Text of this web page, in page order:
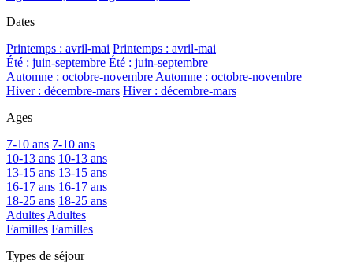
Dates
Printemps : avril-mai Printemps : avril-mai
Été : juin-septembre Été : juin-septembre
Automne : octobre-novembreAutomne : octobre-novembre
Hiver : décembre-mars Hiver : décembre-mars
Ages
7-10 ans 7-10 ans
10-13 ans 10-13 ans
13-15 ans 13-15 ans
16-17 ans 16-17 ans
18-25 ans 18-25 ans
AdultesAdultes
Familles Familles
Types de séjour